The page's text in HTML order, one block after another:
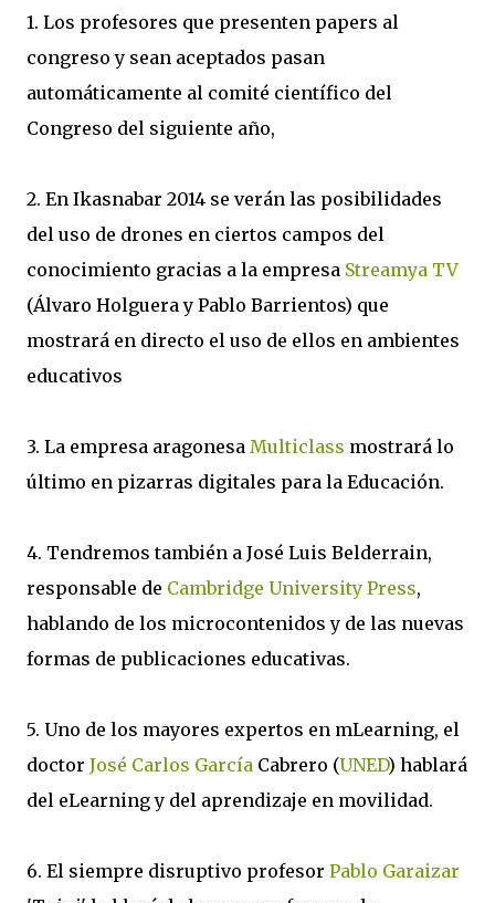
1. Los profesores que presenten papers al
congreso y sean aceptados pasan
automáticamente al comité científico del
Congreso del siguiente año,
2. En Ikasnabar 2014 se verán las posibilidades
del uso de drones en ciertos campos del
conocimiento gracias a la empresa Streamya TV
(Álvaro Holguera y Pablo Barrientos) que
mostrará en directo el uso de ellos en ambientes
educativos
3. La empresa aragonesa Multiclass mostrará lo
último en pizarras digitales para la Educación.
4. Tendremos también a José Luis Belderrain,
responsable de Cambridge University Press,
hablando de los microcontenidos y de las nuevas
formas de publicaciones educativas.
5. Uno de los mayores expertos en mLearning, el
doctor José Carlos García Cabrero (UNED) hablará
del eLearning y del aprendizaje en movilidad.
6. El siempre disruptivo profesor Pablo Garaizar